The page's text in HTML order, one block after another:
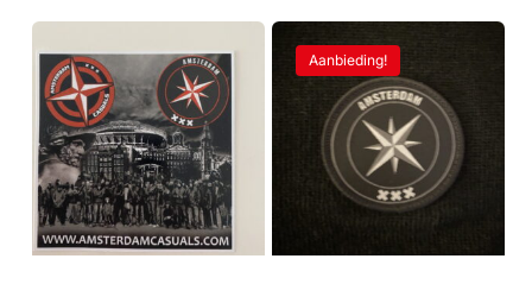
Aanbieding!